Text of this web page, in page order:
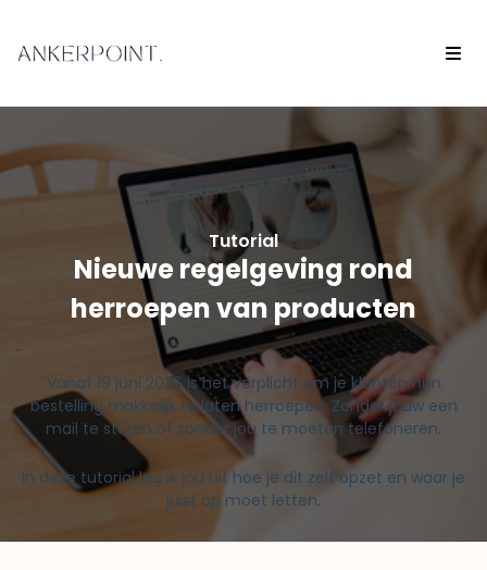
Tutorial
Nieuwe regelgeving rond
herroepen van producten
Vanaf 19 juni 2026 is het verplicht om je klanten hun
bestelling makkelijk te laten herroepen. Zonder jouw een
mail te sturen of zonder jou te moeten telefoneren.
In deze tutorial leg ik jou uit hoe je dit zelf opzet en waar je
juist op moet letten.